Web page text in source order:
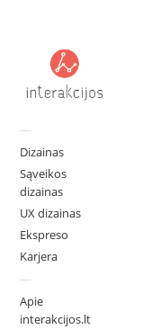
—
Dizainas
Sąveikos
dizainas
UX dizainas
Ekspreso
Karjera
—
Apie
interakcijos.lt